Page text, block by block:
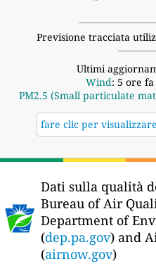
Previsione tracciata
Ultimi
Wind: 5 ore fa
PM2.5 (Small particulate
fare clic per
Dati sulla qualità
Bureau of Air
Department of
(dep.pa.gov) and
(airnow.gov)